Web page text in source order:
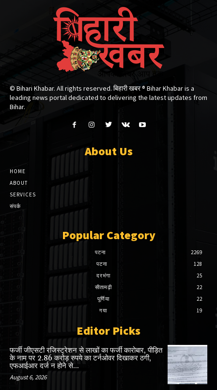
© Bihari Khabar. All rights reserved. बिहारी खबर ®​ Bihar Khabar is a
leading news portal dedicated to delivering the latest updates from
Bihar.
About Us
HOME
ABOUT
SERVICES
संपर्क
Popular Category
पटना
2269
पटना
128
दरभंगा
25
सीतामढ़ी
22
पूर्णिया
22
गया
19
Editor Picks
फर्जी जीएसटी रजिस्ट्रेशन से लाखों का फर्जी कारोबार, पीड़ित
के नाम पर 2.86 करोड़ रुपये का टर्नओवर दिखाकर ठगी,
एफआईआर दर्ज न होने से...
August 6, 2026